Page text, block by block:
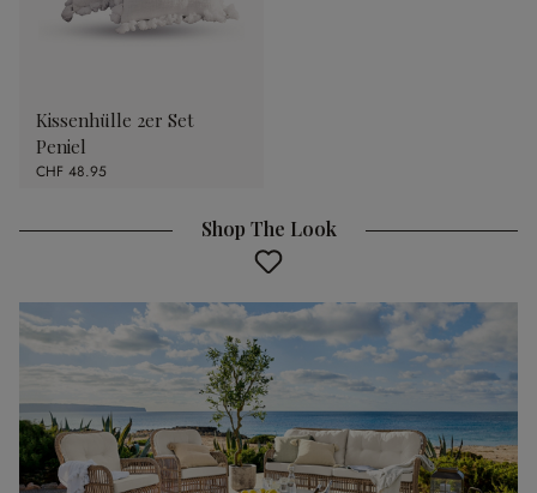
Kissenhülle 2er Set
Peniel
CHF 48.95
Shop The Look